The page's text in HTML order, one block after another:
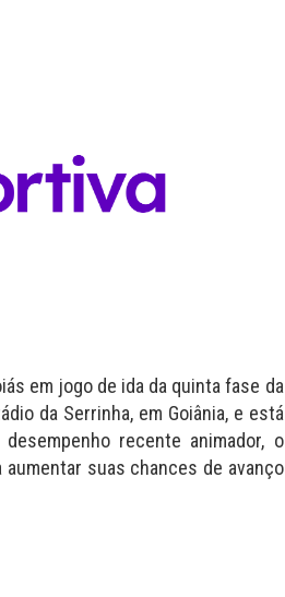
em jogo de ida da quinta fase da
da Serrinha, em Goiânia, e está
recente animador, o
suas chances de avanço